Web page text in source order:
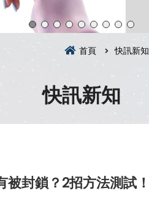
首頁 快訊新知
快訊新知
封鎖？2招方法測試！